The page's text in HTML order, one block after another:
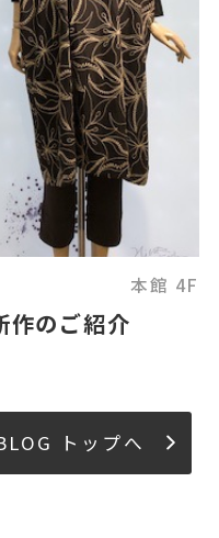
本館 4F
作のご紹介
トップへ